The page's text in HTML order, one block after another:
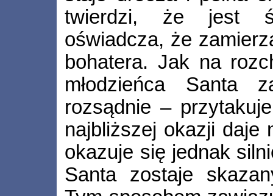
twierdzi, że jest
oświadcza, że
bohatera. Jak na
młodzieńca Santa
rozsądnie –
najbliższej okazji daje
okazuje się jednak
Santa zostaje